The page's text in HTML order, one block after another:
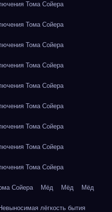
Тома Сойера
Тома Сойера
Тома Сойера
Тома Сойера
Тома Сойера
Тома Сойера
Тома Сойера
Тома Сойера
Тома Сойера
Сойера Мёд Мёд Мёд
лёгкость бытия